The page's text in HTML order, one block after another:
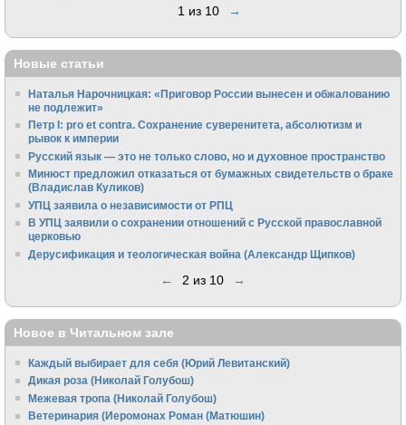
1 из 10 →
Новые статьи
Наталья Нарочницкая: «Приговор России вынесен и обжалованию
не подлежит»
Петр I: pro et contra. Сохранение суверенитета, абсолютизм и
рывок к империи
Русский язык — это не только слово, но и духовное пространство
Минюст предложил отказаться от бумажных свидетельств о браке
(Владислав Куликов)
УПЦ заявила о независимости от РПЦ
В УПЦ заявили о сохранении отношений с Русской православной
церковью
Дерусификация и теологическая война (Александр Щипков)
← 2 из 10 →
Новое в Читальном зале
Каждый выбирает для себя (Юрий Левитанский)
Дикая роза (Николай Голубош)
Межевая тропа (Николай Голубош)
Ветеринария (Иеромонах Роман (Матюшин)